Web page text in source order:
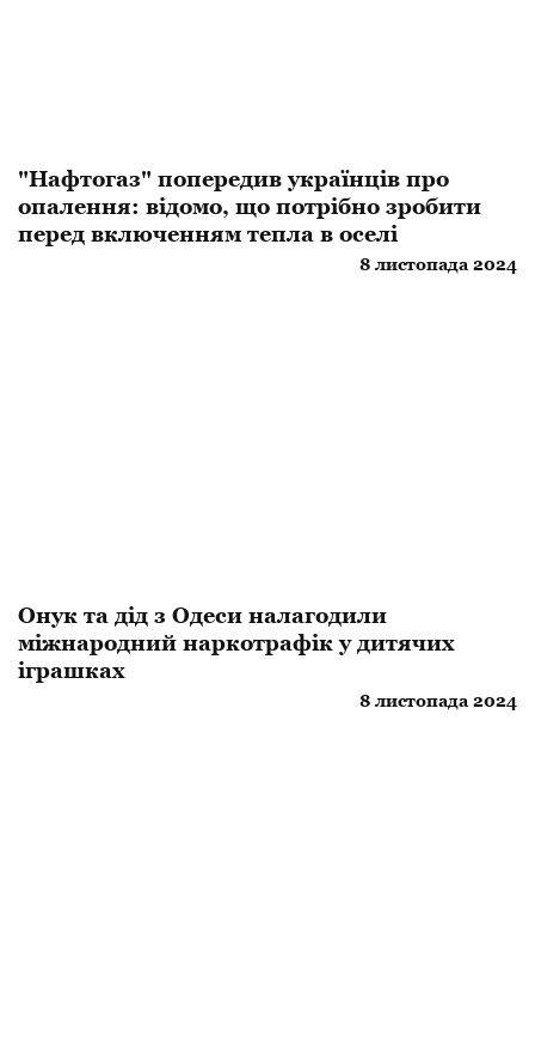
"Нафтогаз" попередив українців про
опалення: відомо, що потрібно зробити
перед включенням тепла в оселі
8 листопада 2024
​Онук та дід з Одеси налагодили
міжнародний наркотрафік у дитячих
іграшках
8 листопада 2024